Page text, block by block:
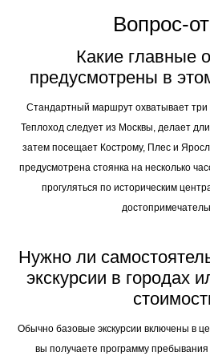
Вопрос-
Какие главные
предусмотрены в
Стандартный маршрут охватывает три
Теплоход следует из Москвы, делает
затем посещает Кострому, Плес и
предусмотрена стоянка на несколько
прогуляться по историческим
Нужно ли
экскурсии в городах
Обычно базовые экскурсии включены в
вы получаете программу